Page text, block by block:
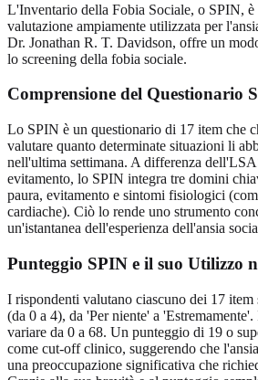
L'Inventario della Fobia Sociale, o SPIN,
valutazione ampiamente utilizzata per
Dr. Jonathan R. T. Davidson, offre un
lo screening della fobia sociale.
Comprensione del Questionario
Lo SPIN è un questionario di 17 item che
valutare quanto determinate situazioni li
nell'ultima settimana. A differenza
evitamento, lo SPIN integra tre domini
paura, evitamento e sintomi fisiologici
cardiache). Ciò lo rende uno strumento
un'istantanea dell'esperienza dell'ansia
Punteggio SPIN e il suo Utilizzo
I rispondenti valutano ciascuno dei 17 item
(da 0 a 4), da 'Per niente' a
variare da 0 a 68. Un punteggio di 19 o
come cut-off clinico, suggerendo che
una preoccupazione significativa che